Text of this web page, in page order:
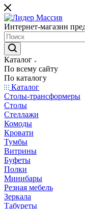
Интернет-магазин
Каталог
По всему сайту
По каталогу
Каталог
Столы-трансформеры
Столы
Стеллажи
Комоды
Кровати
Тумбы
Витрины
Буфеты
Полки
Минибары
Резная мебель
Зеркала
Табуреты